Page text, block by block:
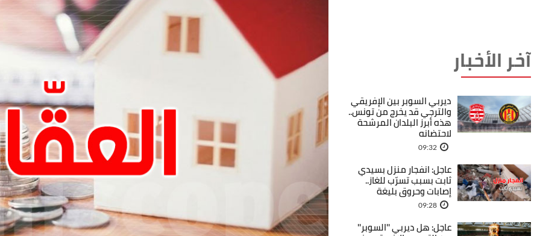
آخر الأخبار
ديربي السوبر بين الإفريقي
والترجي قد يخرج من تونس..
هذه أبرز البلدان المرشحة
لاحتضانه
09:32
عاجل: انفجار منزل بسيدي
ثابت بسبب تسرّب للغاز..
إصابات وحروق بليغة
09:28
عاجل: هل ديربي ''السوبر''